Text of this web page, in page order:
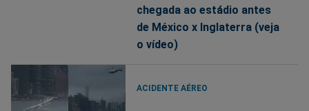
chegada ao estádio antes
de México x Inglaterra (veja
o vídeo)
ACIDENTE AÉREO